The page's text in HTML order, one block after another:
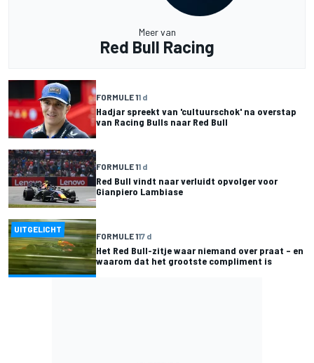
Meer van
Red Bull Racing
FORMULE 11 d
Hadjar spreekt van 'cultuurschok' na overstap
van Racing Bulls naar Red Bull
FORMULE 11 d
Red Bull vindt naar verluidt opvolger voor
Gianpiero Lambiase
UITGELICHT
FORMULE 117 d
Het Red Bull-zitje waar niemand over praat – en
waarom dat het grootste compliment is